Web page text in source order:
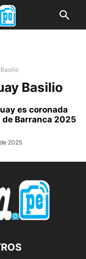
Basilio
es coronada
Barranca 2025
2025